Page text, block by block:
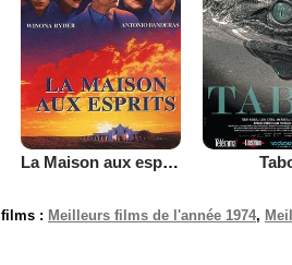
La Maison aux esprits
: Meilleurs films de l'année 1974,